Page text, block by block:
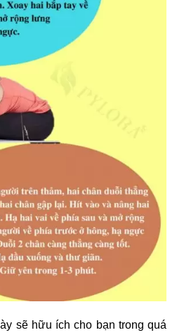
sẽ hữu ích cho bạn trong quá